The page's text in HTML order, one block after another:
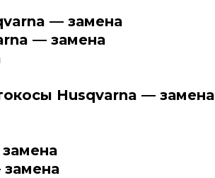
— замена
— замена
Husqvarna — замена